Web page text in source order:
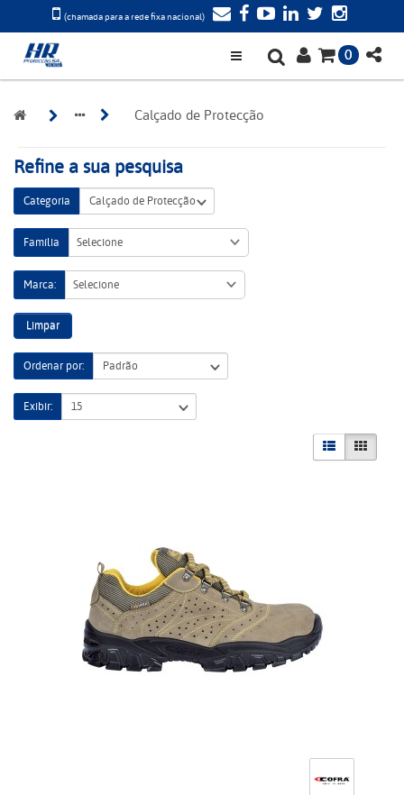
(chamada para a rede fixa nacional)
0
Calçado de Protecção
Refine a sua pesquisa
Categoria
Família Selecione
Marca: Selecione
Limpar
Ordenar por:
Exibir: